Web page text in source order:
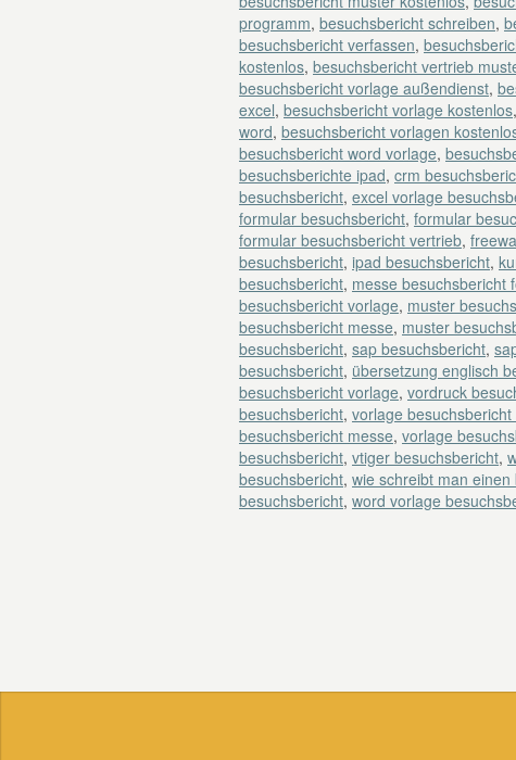
programm, besuchsbericht schreiben,
besuchsbericht verfassen,
kostenlos, besuchsbericht vertrieb
besuchsbericht vorlage außendienst,
excel, besuchsbericht vorlage kostenlos,
word, besuchsbericht vorlagen
besuchsbericht word vorlage,
besuchsberichte ipad, crm
besuchsbericht, excel vorlage
formular besuchsbericht, formular
formular besuchsbericht vertrieb,
besuchsbericht, ipad besuchsbericht,
besuchsbericht, messe besuchsbericht
besuchsbericht vorlage, muster
besuchsbericht messe, muster
besuchsbericht, sap besuchsbericht,
besuchsbericht, übersetzung englisch
besuchsbericht vorlage, vordruck
besuchsbericht, vorlage
besuchsbericht messe, vorlage
besuchsbericht, vtiger besuchsbericht,
besuchsbericht, wie schreibt man
besuchsbericht, word vorlage